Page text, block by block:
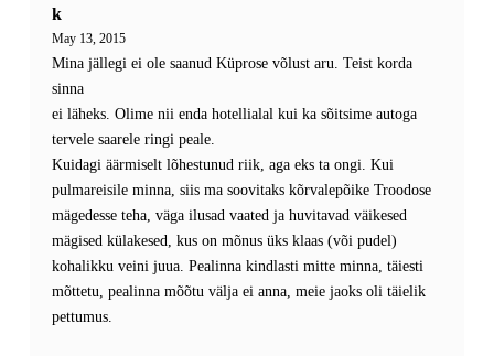
k
May 13, 2015
Mina jällegi ei ole saanud Küprose võlust aru. Teist korda
sinna
ei läheks. Olime nii enda hotellialal kui ka sõitsime autoga
tervele saarele ringi peale.
Kuidagi äärmiselt lõhestunud riik, aga eks ta ongi. Kui
pulmareisile minna, siis ma soovitaks kõrvalepõike Troodose
mägedesse teha, väga ilusad vaated ja huvitavad väikesed
mägised külakesed, kus on mõnus üks klaas (või pudel)
kohalikku veini juua. Pealinna kindlasti mitte minna, täiesti
mõttetu, pealinna mõõtu välja ei anna, meie jaoks oli täielik
pettumus.